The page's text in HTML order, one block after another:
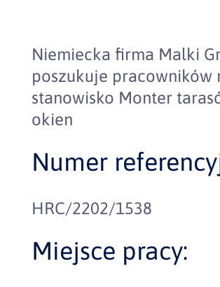
Niemiecka firma Malki
poszukuje pracowników
stanowisko Monter
okien
Numer
HRC/2202/1538
Miejsce pracy: